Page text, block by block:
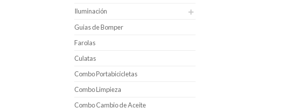
Iluminación
Guias de Bomper
Farolas
Culatas
Combo Portabicicletas
Combo Limpieza
Combo Cambio de Aceite